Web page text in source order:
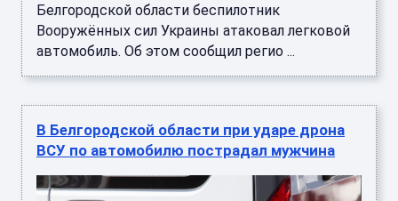
Белгородской области беспилотник
Вооружённых сил Украины атаковал легковой
автомобиль. Об этом сообщил регио ...
В Белгородской области при ударе дрона
ВСУ по автомобилю пострадал мужчина